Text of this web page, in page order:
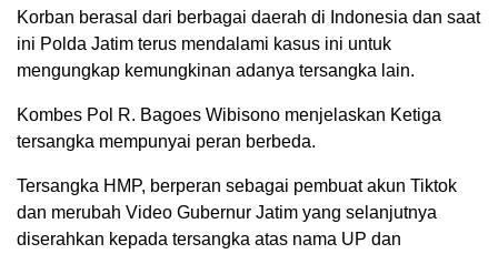
Korban berasal dari berbagai daerah di Indonesia dan saat
ini Polda Jatim terus mendalami kasus ini untuk
mengungkap kemungkinan adanya tersangka lain.
Kombes Pol R. Bagoes Wibisono menjelaskan Ketiga
tersangka mempunyai peran berbeda.
Tersangka HMP, berperan sebagai pembuat akun Tiktok
dan merubah Video Gubernur Jatim yang selanjutnya
diserahkan kepada tersangka atas nama UP dan